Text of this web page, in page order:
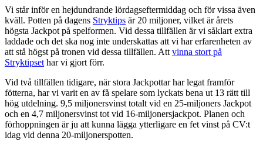
Vi står inför en hejdundrande lördagseftermiddag och för vissa även
kväll. Potten på dagens Stryktips är 20 miljoner, vilket är årets
högsta Jackpot på spelformen. Vid dessa tillfällen är vi såklart extra
laddade och det ska nog inte underskattas att vi har erfarenheten av
att stå högst på tronen vid dessa tillfällen. Att vinna stort på
Stryktipset har vi gjort förr.
Vid två tillfällen tidigare, när stora Jackpottar har legat framför
fötterna, har vi varit en av få spelare som lyckats bena ut 13 rätt till
hög utdelning. 9,5 miljonersvinst totalt vid en 25-miljoners Jackpot
och en 4,7 miljonersvinst tot vid 16-miljonersjackpot. Planen och
förhoppningen är ju att kunna lägga ytterligare en fet vinst på CV:t
idag vid denna 20-miljonerspotten.